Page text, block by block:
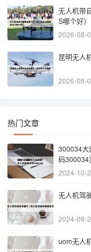
无人机带
S哪个好）
2026-08-
昆明无人
2026-08-
热门文章
300034大
码300034）
2024-10-
无人机驾
2024-09-
uom无人